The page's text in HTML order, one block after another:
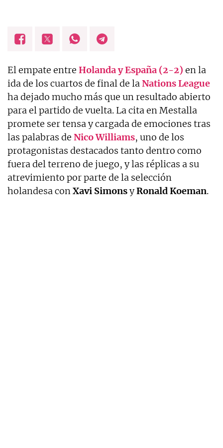
El empate entre Holanda y España (2-2) en la
ida de los cuartos de final de laNationsLeague
ha dejado mucho más que un resultado abierto
para el partido de vuelta. La cita en Mestalla
promete ser tensa y cargada de emociones tras
las palabras de NicoWilliams, uno de los
protagonistas destacados tanto dentro como
fuera del terreno de juego, y las réplicas a su
atrevimiento por parte de la selección
holandesa conXavi SimonsyRonald Koeman.